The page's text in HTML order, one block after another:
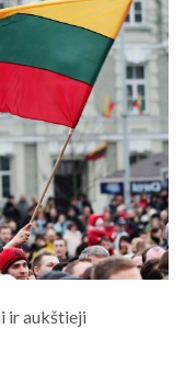
ir aukštieji